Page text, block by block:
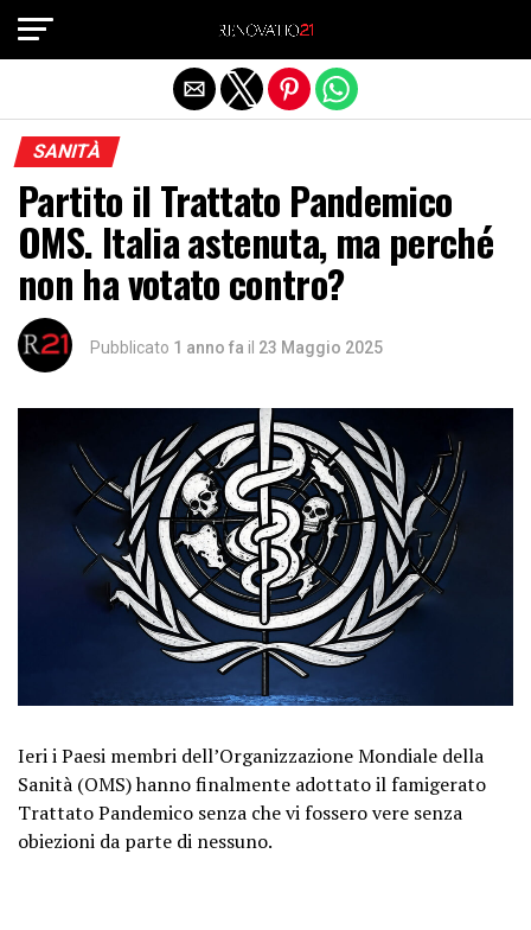
SANITÀ
Partito il Trattato Pandemico
OMS. Italia astenuta, ma perché
non ha votato contro?
Pubblicato 1 anno fa il 23 Maggio 2025
Ieri i Paesi membri dell’Organizzazione Mondiale della
Sanità (OMS) hanno finalmente adottato il famigerato
Trattato Pandemico senza che vi fossero vere senza
obiezioni da parte di nessuno.
Exit mobile version